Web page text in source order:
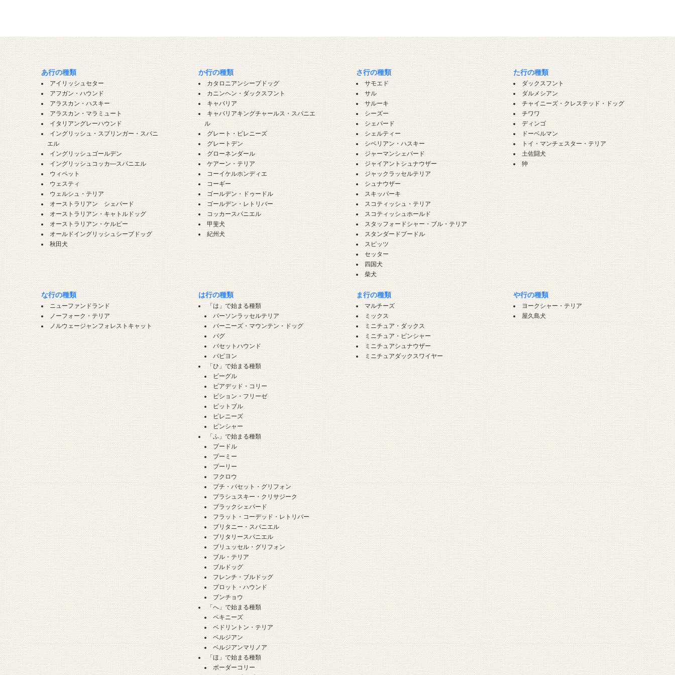
あ行の種類
アイリッシュセター
アフガン・ハウンド
アラスカン・ハスキー
アラスカン・マラミュート
イタリアングレーハウンド
イングリッシュ・スプリンガー・スパニ
エル
イングリッシュゴールデン
イングリッシュコッカ―スパニエル
ウィペット
ウェスティ
ウェルシュ・テリア
オーストラリアン シェパード
オーストラリアン・キャトルドッグ
オーストラリアン・ケルピー
オールドイングリッシュシープドッグ
秋田犬
か行の種類
カタロニアンシープドッグ
カニンヘン・ダックスフント
キャバリア
キャバリアキングチャールス・スパニエ
ル
グレート・ピレニーズ
グレートデン
グローネンダール
ケアーン・テリア
コーイケルホンディエ
コーギー
ゴールデン・ドゥードル
ゴールデン・レトリバー
コッカースパニエル
甲斐犬
紀州犬
さ行の種類
サモエド
サル
サルーキ
シーズー
シェパード
シェルティー
シベリアン・ハスキー
ジャーマンシェパード
ジャイアントシュナウザー
ジャックラッセルテリア
シュナウザー
スキッパーキ
スコティッシュ・テリア
スコティッシュホールド
スタッフォードシャー・ブル・テリア
スタンダードプードル
スピッツ
セッター
四国犬
柴犬
た行の種類
ダックスフント
ダルメシアン
チャイニーズ・クレステッド・ドッグ
チワワ
ディンゴ
ドーベルマン
トイ・マンチェスター・テリア
土佐闘犬
狆
な行の種類
ニューファンドランド
ノーフォーク・テリア
ノルウェージャンフォレストキャット
は行の種類
「は」で始まる種類
パーソンラッセルテリア
バーニーズ・マウンテン・ドッグ
パグ
バセットハウンド
パピヨン
「ひ」で始まる種類
ビーグル
ビアデッド・コリー
ビション・フリーゼ
ピットブル
ピレニーズ
ピンシャー
「ふ」で始まる種類
プードル
プーミー
プーリー
フクロウ
プチ・バセット・グリフォン
プラシュスキー・クリサジーク
ブラックシェパード
フラット・コーデッド・レトリバー
ブリタニー・スパニエル
ブリタリースパニエル
ブリュッセル・グリフォン
ブル・テリア
ブルドッグ
フレンチ・ブルドッグ
プロット・ハウンド
ブンチョウ
「へ」で始まる種類
ペキニーズ
ベドリントン・テリア
ベルジアン
ベルジアンマリノア
「ほ」で始まる種類
ボーダーコリー
ま行の種類
マルチーズ
ミックス
ミニチュア・ダックス
ミニチュア・ピンシャー
ミニチュアシュナウザー
ミニチュアダックスワイヤー
や行の種類
ヨークシャー・テリア
屋久島犬